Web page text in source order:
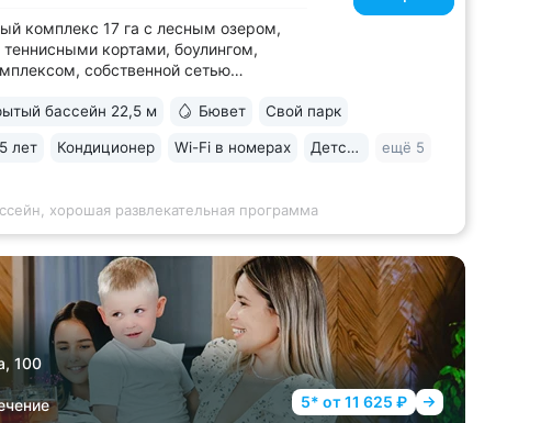
комплекс 17 га с лесным озером,
кортами, боулингом,
собственной сетью
Озеро с благоустроенным пляжем,
и зоной для рыбалки
бассейн 22,5 м Бювет Свой парк
лет Кондиционер Wi-Fi в номерах Детская комната ещё 5
хорошая развлекательная программа
100
5* от 11 625 ₽